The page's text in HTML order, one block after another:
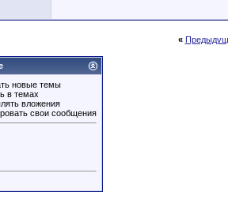
«
новые темы
в темах
вложения
свои сообщения